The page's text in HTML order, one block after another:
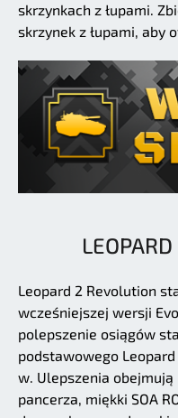
skrzynkach z łupami.
skrzynek z łupami, aby
Leopard 2 Revolution
wcześniejszej wersji
polepszenie osiągów
podstawowego
w. Ulepszenia
pancerza, miękki SOA